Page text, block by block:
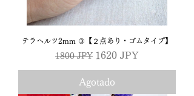
テラヘルツ2mm ③【２点あり・ゴムタイプ】
Precio
1800 JPY Precio de oferta
1620 JPY
Agotado